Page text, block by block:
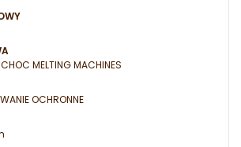
MELTING MACHINES
OCHRONNE